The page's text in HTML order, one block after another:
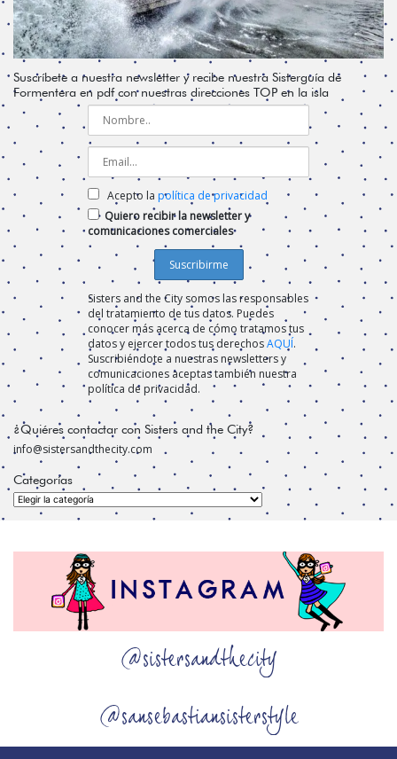
Suscríbete a nuestra newsletter y recibe nuestra Sisterguía de
Formentera en pdf con nuestras direcciones TOP en la isla
Acepto la política de privacidad
Quiero recibir la newsletter y
comunicaciones comerciales
Sisters and the City somos las responsables
del tratamiento de tus datos. Puedes
conocer más acerca de cómo tratamos tus
datos y ejercer todos tus derechosAQUÍ.
Suscribiéndote a nuestras newsletters y
comunicaciones aceptas también nuestra
política de privacidad.
¿Quiéres contactar con Sisters and the City?
info@sistersandthecity.com
Categorías
Categorías
@sistersandthecity
@sansebastiansisterstyle